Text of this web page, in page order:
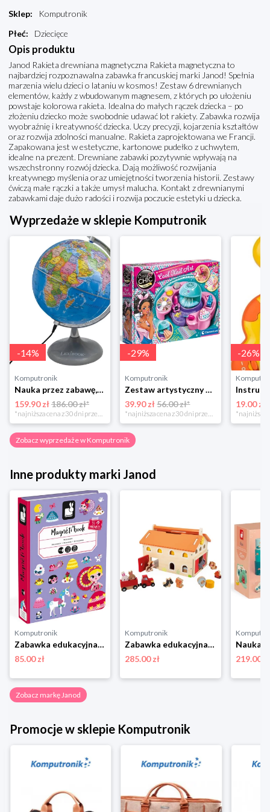
Sklep:
Komputronik
Płeć: Dziecięce
Opis produktu
Janod Rakieta drewniana magnetyczna Rakieta magnetyczna to
najbardziej rozpoznawalna zabawka francuskiej marki Janod! Spełnia
marzenia wielu dzieci o lataniu w kosmos! Zestaw 6 drewnianych
elementów, każdy z wbudowanym magnesem, z których po ułożeniu
powstaje kolorowa rakieta. Idealna do małych rączek dziecka – po
złożeniu dziecko może swobodnie udawać lot rakiety. Zabawka rozwija
wyobraźnię i kreatywność dziecka. Uczy precyzji, kojarzenia kształtów
oraz rozwija zdolności manualne. Rakieta zaprojektowana we Francji.
Zapakowana jest w estetyczne, kartonowe pudełko z uchwytem,
idealne na prezent. Drewniane zabawki pozytywnie wpływają na
wszechstronny rozwój dziecka. Dają możliwość rozwijania
kreatywnego myślenia oraz umiejętności tworzenia historii. Zestawy
ćwiczą małe rączki a także umysł malucha. Kontakt z drewnianymi
zabawkami daje dużo radości i rozwija poczucie estetyki u dziecka.
Wyprzedaże w sklepie Komputronik
-14%
Komputronik
Nauka przez zabawę,zabawka edukacyjna,zabawka interaktywna Lexibook Globus Świecący Dzienny i Nocny PL LEXIBOOK
159.90 zł186.00 zł*
*najniższa cena z 30 dni przed obniżką
-29%
Komputronik
Zestaw artystyczny Clementoni Crazy chic Odjazdowe paznokcie 78771
39.90 zł 56.00 zł*
*najniższa cena z 30 dni przed obniżką
-26%
19.00 zł
Zobacz wyprzedaże w Komputronik
Inne produkty marki Janod
Komputronik
Zabawka edukacyjna,zabawki magnetyczne Janod Magnetibook Księżniczki
85.00 zł
Komputronik
Zabawka edukacyjna,zestaw do odgrywania ról Janod Farma Drewniana J03318
285.00 zł
219.00 zł
Zobacz markę Janod
Promocje w sklepie Komputronik